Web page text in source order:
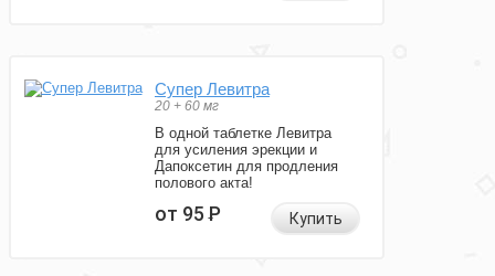
Супер Левитра
20 + 60 мг
В одной таблетке Левитра
для усиления эрекции и
Дапоксетин для продления
полового акта!
от 95Р Купить